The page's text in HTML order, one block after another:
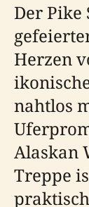
Der
Herzen
nahtlos
Alaskan
Treppe